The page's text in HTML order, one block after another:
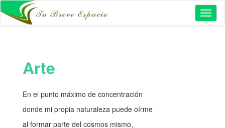
Arte
En el punto máximo de concentración
donde mi propia naturaleza puede oírme
al formar parte del cosmos mismo,